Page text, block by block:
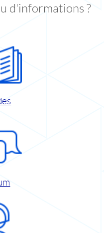
d'informations ?